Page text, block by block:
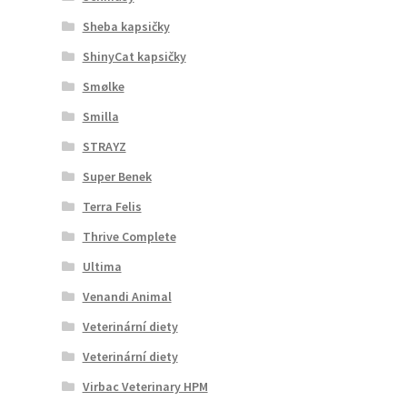
Sheba kapsičky
ShinyCat kapsičky
Smølke
Smilla
STRAYZ
Super Benek
Terra Felis
Thrive Complete
Ultima
Venandi Animal
Veterinární diety
Veterinární diety
Virbac Veterinary HPM